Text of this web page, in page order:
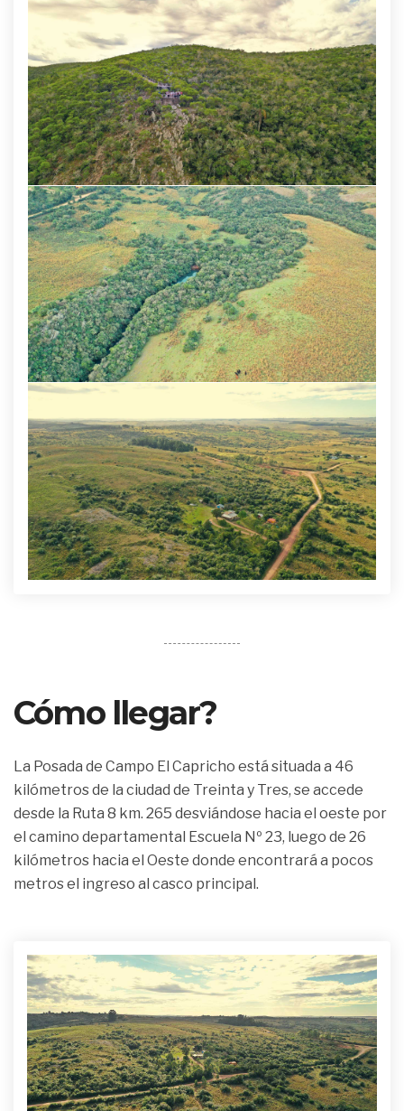
Cómo llegar?
La Posada de Campo El Capricho está situada a 46
kilómetros de la ciudad de Treinta y Tres, se accede
desde la Ruta 8 km. 265 desviándose hacia el oeste por
el camino departamental Escuela Nº 23, luego de 26
kilómetros hacia el Oeste donde encontrará a pocos
metros el ingreso al casco principal.